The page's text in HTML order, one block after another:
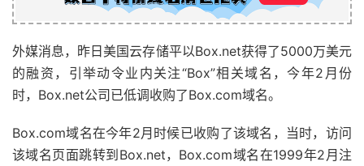
外媒消息，昨日美国云存储平以Box.net获得了5000万美元
的融资，引举动令业内关注“Box”相关域名，今年2月份
时，Box.net公司已低调收购了Box.com域名。
Box.com域名在今年2月时候已收购了该域名，当时，访问
该域名页面跳转到Box.net，Box.com域名在1999年2月注